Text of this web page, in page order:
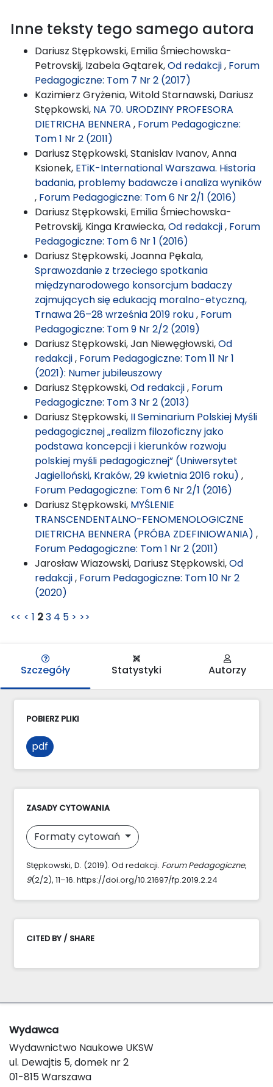
Inne teksty tego samego autora
Dariusz Stępkowski, Emilia Śmiechowska-
Petrovskij, Izabela Gątarek,Od redakcji, Forum
Pedagogiczne: Tom 7 Nr 2 (2017)
Kazimierz Gryżenia, Witold Starnawski, Dariusz
Stępkowski, NA 70. URODZINY PROFESORA
DIETRICHA BENNERA , Forum Pedagogiczne:
Tom 1 Nr 2 (2011)
Dariusz Stępkowski, Stanislav Ivanov, Anna
Ksionek, ETiK-International Warszawa. Historia
badania, problemy badawcze i analiza wyników
, Forum Pedagogiczne: Tom 6 Nr 2/1 (2016)
Dariusz Stępkowski, Emilia Śmiechowska-
Petrovskij, Kinga Krawiecka,Od redakcji, Forum
Pedagogiczne: Tom 6 Nr 1 (2016)
Dariusz Stępkowski, Joanna Pękala,
Sprawozdanie z trzeciego spotkania
międzynarodowego konsorcjum badaczy
zajmujących się edukacją moralno-etyczną,
Trnawa 26–28 września 2019 roku, Forum
Pedagogiczne: Tom 9 Nr 2/2 (2019)
Dariusz Stępkowski, Jan Niewęgłowski,Od
redakcji, Forum Pedagogiczne: Tom 11 Nr 1
(2021): Numer jubileuszowy
Dariusz Stępkowski,Od redakcji, Forum
Pedagogiczne: Tom 3 Nr 2 (2013)
Dariusz Stępkowski, II Seminarium Polskiej Myśli
pedagogicznej „realizm filozoficzny jako
podstawa koncepcji i kierunków rozwoju
polskiej myśli pedagogicznej” (Uniwersytet
Jagielloński, Kraków, 29 kwietnia 2016 roku) ,
Forum Pedagogiczne: Tom 6 Nr 2/1 (2016)
Dariusz Stępkowski, MYŚLENIE
TRANSCENDENTALNO-FENOMENOLOGICZNE
DIETRICHA BENNERA (PRÓBA ZDEFINIOWANIA) ,
Forum Pedagogiczne: Tom 1 Nr 2 (2011)
Jarosław Wiazowski, Dariusz Stępkowski,Od
redakcji, Forum Pedagogiczne: Tom 10 Nr 2
(2020)
<< < 1 23 4 5 > >>
Szczegóły Statystyki Autorzy
POBIERZ PLIKI
pdf
ZASADY CYTOWANIA
Formaty cytowań
Stępkowski, D. (2019). Od redakcji. Forum Pedagogiczne,
9(2/2), 11–16. https://doi.org/10.21697/fp.2019.2.24
CITED BY / SHARE
Wydawca
Wydawnictwo Naukowe UKSW
ul. Dewajtis 5, domek nr 2
01-815 Warszawa